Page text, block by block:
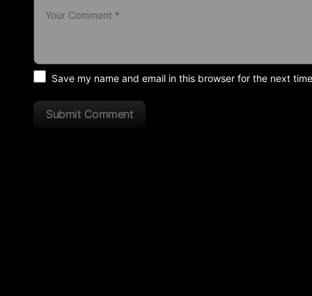
Save my name and email in this browser for the next
Submit Comment